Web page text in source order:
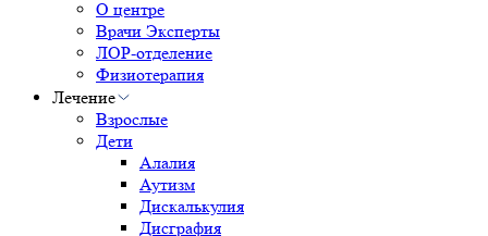
О центре
Врачи Эксперты
ЛОР-отделение
Физиотерапия
Лечение
Взрослые
Дети
Алалия
Аутизм
Дискалькулия
Дисграфия